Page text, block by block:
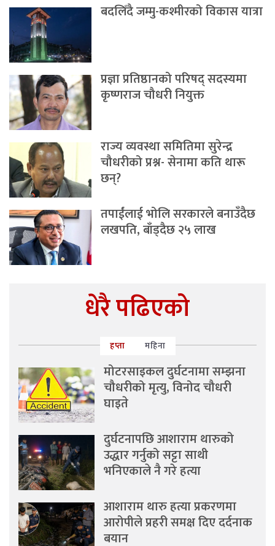
बदलिँदै जम्मु-कश्मीरको विकास यात्रा
प्रज्ञा प्रतिष्ठानको परिषद् सदस्यमा
कृष्णराज चौधरी नियुक्त
राज्य व्यवस्था समितिमा सुरेन्द्र
चौधरीको प्रश्न- सेनामा कति थारू
छन्?
तपाईंलाई भोलि सरकारले बनाउँदैछ
लखपति, बाँड्दैछ २५ लाख
धेरै पढिएको
हप्ता महिना
मोटरसाइकल दुर्घटनामा सम्झना
चौधरीको मृत्यु, विनोद चौधरी
घाइते
दुर्घटनापछि आशाराम थारुको
उद्धार गर्नुको सट्टा साथी
भनिएकाले नै गरे हत्या
आशाराम थारु हत्या प्रकरणमा
आरोपीले प्रहरी समक्ष दिए दर्दनाक
बयान